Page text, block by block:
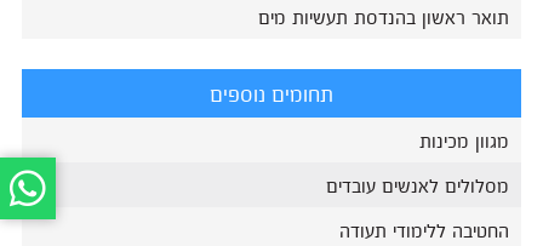
תואר ראשון בהנדסת תעשיות מים
תחומים נוספים
מגוון מכינות
מסלולים לאנשים עובדים
החטיבה ללימודי תעודה